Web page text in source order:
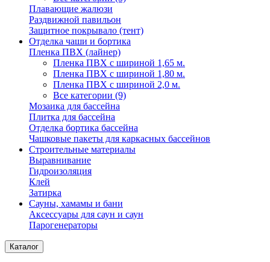
Плавающие жалюзи
Раздвижной павильон
Защитное покрывало (тент)
Отделка чаши и бортика
Пленка ПВХ (лайнер)
Пленка ПВХ с шириной 1,65 м.
Пленка ПВХ с шириной 1,80 м.
Пленка ПВХ с шириной 2,0 м.
Все категории (9)
Мозаика для бассейна
Плитка для бассейна
Отделка бортика бассейна
Чашковые пакеты для каркасных бассейнов
Строительные материалы
Выравнивание
Гидроизоляция
Клей
Затирка
Сауны, хамамы и бани
Аксессуары для саун и саун
Парогенераторы
Каталог